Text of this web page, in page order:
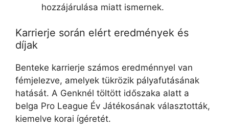
hozzájárulása miatt ismernek.
Karrierje során elért eredmények és
díjak
Benteke karrierje számos eredménnyel van
fémjelezve, amelyek tükrözik pályafutásának
hatását. A Genknél töltött időszaka alatt a
belga Pro League Év Játékosának választották,
kiemelve korai ígéretét.